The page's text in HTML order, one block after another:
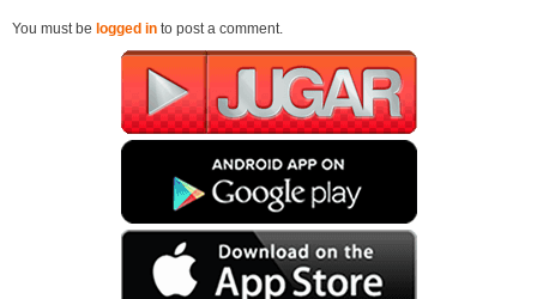
You must be logged in to post a comment.